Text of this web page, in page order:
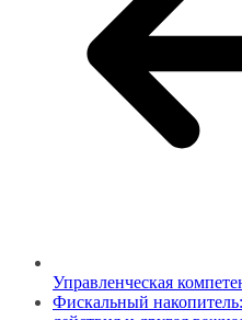
Управленческая
Фискальный